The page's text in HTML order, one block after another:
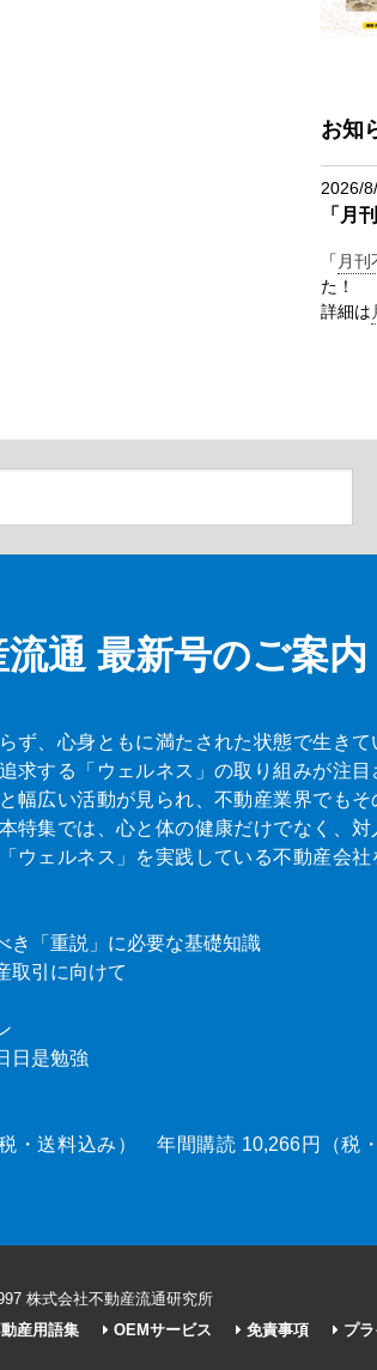
お知
2026/
「月
「 月
た！
詳細は
通 最新号のご案内
ず、心身ともに満たされた状態で生きて
求する「ウェルネス」の取り組みが注目
幅広い活動が見られ、不動産業界でもそ
特集では、心と体の健康だけでなく、対
ウェルネス」を実践している不動産会社
き「重説」に必要な基礎知識
取引に向けて
日是勉強
・送料込み） 年間購読 10,266円（税
株式会社不動産流通研究所
産用語集 OEMサービス 免責事項 プ